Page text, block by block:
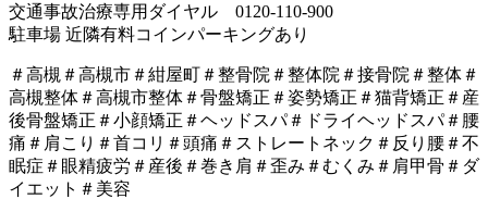
交通事故治療専用ダイヤル 0120-110-900
駐車場 近隣有料コインパーキングあり
＃高槻＃高槻市＃紺屋町＃整骨院＃整体院＃接骨院＃整体＃
高槻整体＃高槻市整体＃骨盤矯正＃姿勢矯正＃猫背矯正＃産
後骨盤矯正＃小顔矯正＃ヘッドスパ＃ドライヘッドスパ＃腰
痛＃肩こり＃首コリ＃頭痛＃ストレートネック＃反り腰＃不
眠症＃眼精疲労＃産後＃巻き肩＃歪み＃むくみ＃肩甲骨＃ダ
イエット＃美容